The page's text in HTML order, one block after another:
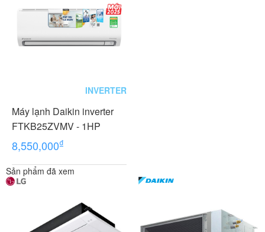
INVERTER
Máy lạnh Daikin inverter
FTKB25ZVMV - 1HP
8,550,000₫
Sản phẩm đã xem